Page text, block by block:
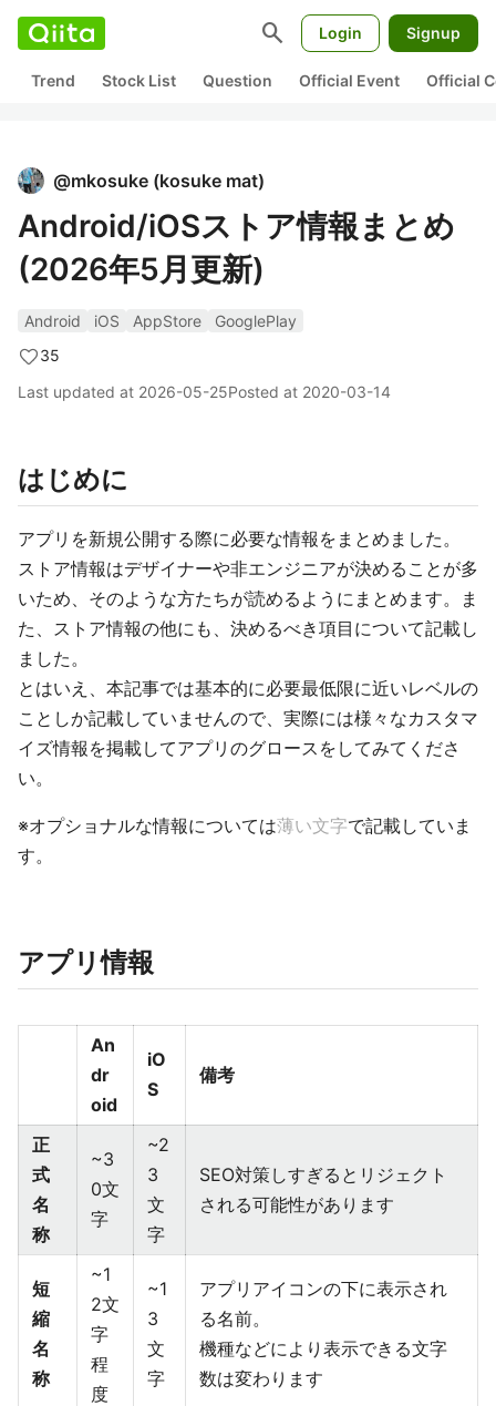
search Login Signup
Trend Stock List Question Official Event Official
@mkosuke (kosuke mat)
Android/iOSストア情報まとめ
(2026年5月更新)
Android iOS AppStore
GooglePlay
35
Last updated at 2026-05-25Posted at 2020-03-14
はじめに
アプリを新規公開する際に必要な情報をまとめました。
ストア情報はデザイナーや非エンジニアが決めることが多
いため、そのような方たちが読めるようにまとめます。ま
た、ストア情報の他にも、決めるべき項目について記載し
ました。
とはいえ、本記事では基本的に必要最低限に近いレベルの
ことしか記載していませんので、実際には様々なカスタマ
イズ情報を掲載してアプリのグロースをしてみてくださ
い。
※オプショナルな情報については薄い文字で記載していま
す。
アプリ情報
An
dr
oid
iO
S
備考
正
式
名
称
~3
0文
字
~2
3
文
字
SEO対策しすぎるとリジェクト
される可能性があります
短
縮
名
称
~1
2文
字
程
度
~1
3
文
字
アプリアイコンの下に表示され
る名前。
機種などにより表示できる文字
数は変わります